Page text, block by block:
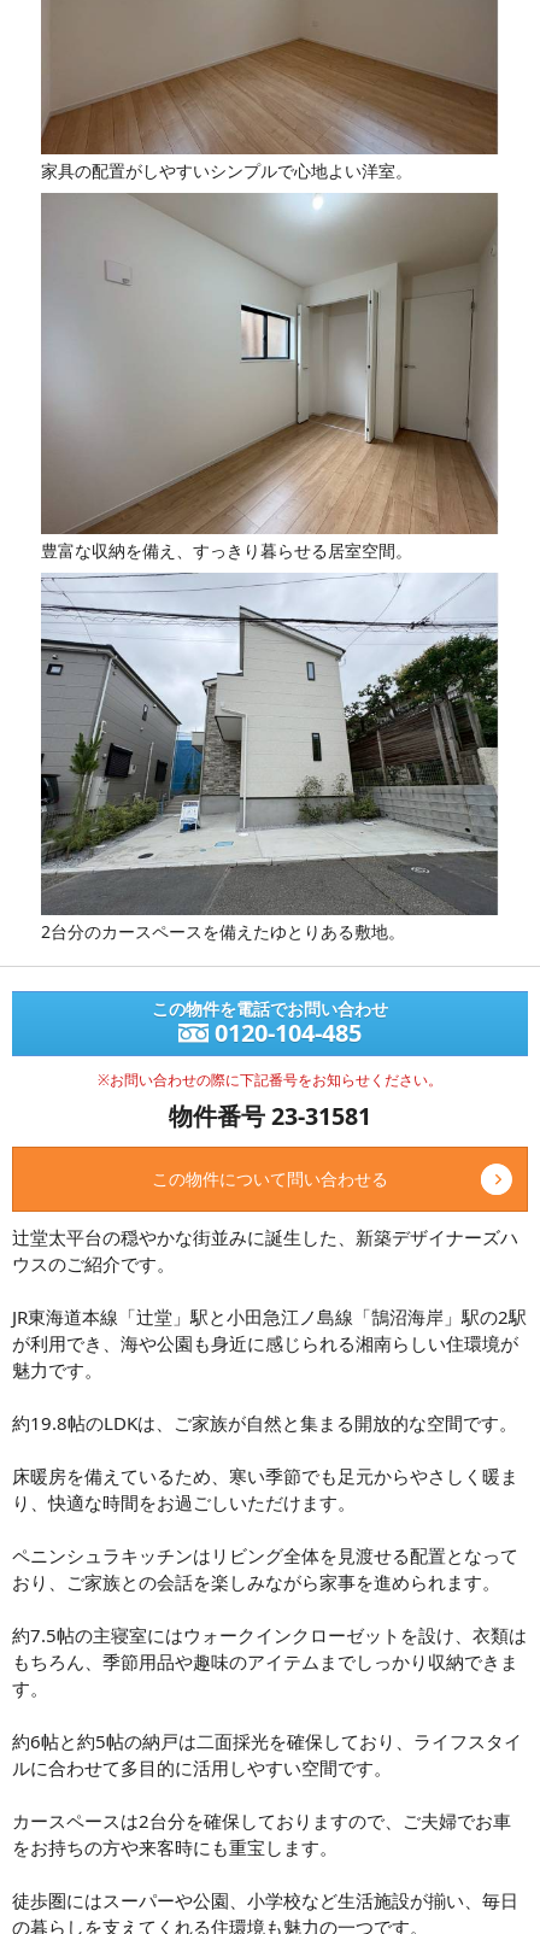
家具の配置がしやすいシンプルで心地よい洋室。
豊富な収納を備え、すっきり暮らせる居室空間。
2台分のカースペースを備えたゆとりある敷地。
この物件を電話でお問い合わせ
0120-104-485
※お問い合わせの際に下記番号をお知らせください。
物件番号 23-31581
この物件について問い合わせる
辻堂太平台の穏やかな街並みに誕生した、新築デザイナーズハ
ウスのご紹介です。
JR東海道本線「辻堂」駅と小田急江ノ島線「鵠沼海岸」駅の2駅
が利用でき、海や公園も身近に感じられる湘南らしい住環境が
魅力です。
約19.8帖のLDKは、ご家族が自然と集まる開放的な空間です。
床暖房を備えているため、寒い季節でも足元からやさしく暖ま
り、快適な時間をお過ごしいただけます。
ペニンシュラキッチンはリビング全体を見渡せる配置となって
おり、ご家族との会話を楽しみながら家事を進められます。
約7.5帖の主寝室にはウォークインクローゼットを設け、衣類は
もちろん、季節用品や趣味のアイテムまでしっかり収納できま
す。
約6帖と約5帖の納戸は二面採光を確保しており、ライフスタイ
ルに合わせて多目的に活用しやすい空間です。
カースペースは2台分を確保しておりますので、ご夫婦でお車
をお持ちの方や来客時にも重宝します。
徒歩圏にはスーパーや公園、小学校など生活施設が揃い、毎日
の暮らしを支えてくれる住環境も魅力の一つです。